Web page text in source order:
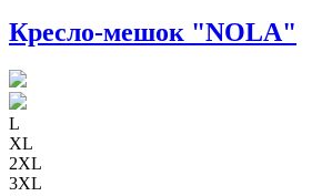
Кресло-мешок "NOLA"
L
XL
2XL
3XL